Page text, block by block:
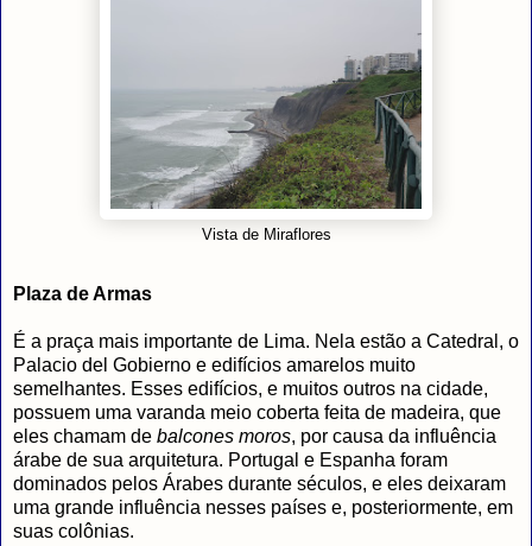
Vista de Miraflores
Plaza de Armas
É a praça mais importante de Lima. Nela estão a Catedral, o
Palacio del Gobierno e edifícios amarelos muito
semelhantes. Esses edifícios, e muitos outros na cidade,
possuem uma varanda meio coberta feita de madeira, que
eles chamam de balcones moros, por causa da influência
árabe de sua arquitetura. Portugal e Espanha foram
dominados pelos Árabes durante séculos, e eles deixaram
uma grande influência nesses países e, posteriormente, em
suas colônias.